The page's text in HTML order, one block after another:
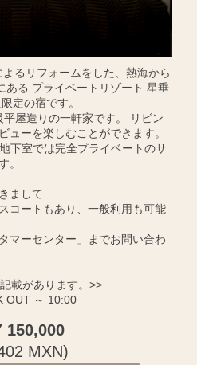
るリフォームをした、熱海から
ある プライベートリゾート 星垂
定の宿です。
屋造りの一軒家です。 リビン
ューを楽しむことができます。
下室では完全プライベートのサ
。
まして
コートもあり、一般利用も可能
マーセンター」までお問い合わ
載があります。>>
OUT ～ 10:00
150,000
MXN)